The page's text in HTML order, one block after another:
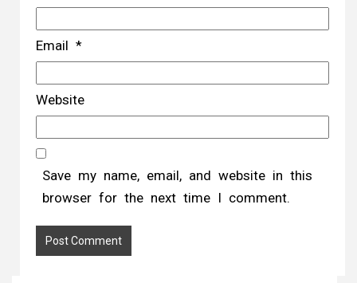
Email *
Website
Save my name, email, and website in this
browser for the next time I comment.